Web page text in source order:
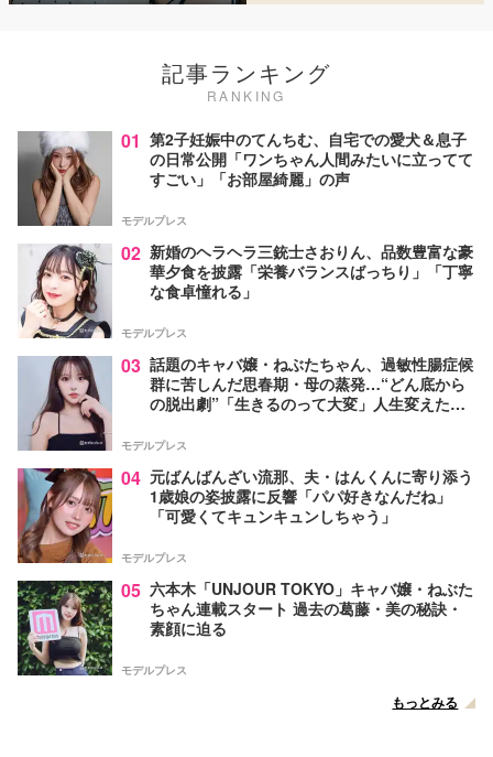
記事ランキング
RANKING
01 第2子妊娠中のてんちむ、自宅での愛犬＆息子
の日常公開「ワンちゃん人間みたいに立ってて
すごい」「お部屋綺麗」の声
モデルプレス
02 新婚のヘラヘラ三銃士さおりん、品数豊富な豪
華夕食を披露「栄養バランスばっちり」「丁寧
な食卓憧れる」
モデルプレス
03 話題のキャバ嬢・ねぶたちゃん、過敏性腸症候
群に苦しんだ思春期・母の蒸発…“どん底から
の脱出劇”「生きるのって大変」人生変えた言
モデルプレス
04 元ばんばんざい流那、夫・はんくんに寄り添う
1歳娘の姿披露に反響「パパ好きなんだね」
「可愛くてキュンキュンしちゃう」
モデルプレス
05 六本木「UNJOUR TOKYO」キャバ嬢・ねぶた
ちゃん連載スタート 過去の葛藤・美の秘訣・
素顔に迫る
モデルプレス
もっとみる